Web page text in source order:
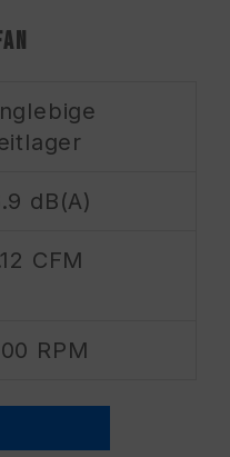
dB(A)
CFM
RPM